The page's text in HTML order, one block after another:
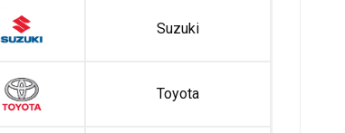
Suzuki
Toyota